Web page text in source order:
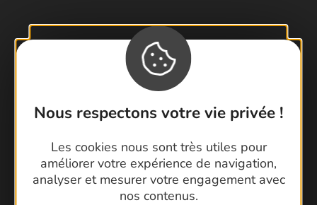
Nous respectons votre vie privée !
Les cookies nous sont très utiles pour
améliorer votre expérience de navigation,
analyser et mesurer votre engagement avec
nos contenus.
Contactez-nous !
Foire aux questions
Cartoguides et Topoguides
Latitude Gard